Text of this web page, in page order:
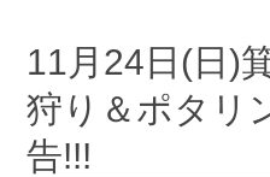
11月24日(日)
狩り＆ポタリ
告!!!